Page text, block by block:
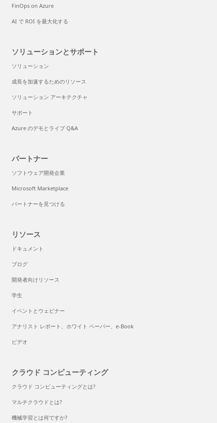
FinOps on Azure
AI で ROI を最大化する
ソリューションとサポート
ソリューション
成長を加速するためのリソース
ソリューション アーキテクチャ
サポート
Azure のデモとライブ Q&A
パートナー
ソフトウェア開発企業
Microsoft Marketplace
パートナーを見つける
リソース
ドキュメント
ブログ
開発者向けリソース
学生
イベントとウェビナー
アナリスト レポート、ホワイト ペーパー、e-Book
ビデオ
クラウド コンピューティング
クラウド コンピューティングとは?
マルチクラウドとは?
機械学習とは何ですか?